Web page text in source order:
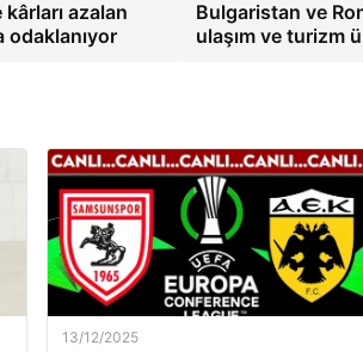
kârları azalan
odaklanıyor
Bulgaristan ve
ulaşım ve turizm
13/12/2025